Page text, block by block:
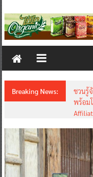
Thailand
New
Breaking News:
ชวนรู้
พร้อม